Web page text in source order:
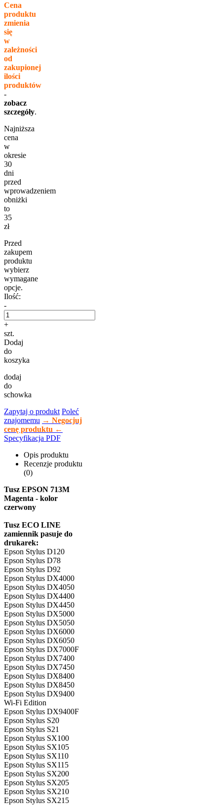
Cena
produktu
zmienia
się
w
zależności
od
zakupionej
ilości
produktów
-
zobacz
szczegóły.
Najniższa
cena
w
okresie
30
dni
przed
wprowadzeniem
obniżki
to
35
zł
Przed
zakupem
produktu
wybierz
wymagane
opcje.
Ilość:
-
+
szt.
Dodaj
do
koszyka
dodaj
do
schowka
Zapytaj o produkt Poleć
znajomemu → Negocjuj
cenę produktu ←
Specyfikacja PDF
Opis produktu
Recenzje produktu
(0)
Tusz EPSON 713M
Magenta - kolor
czerwony
Tusz ECO LINE
zamiennik pasuje do
drukarek:
Epson Stylus D120
Epson Stylus D78
Epson Stylus D92
Epson Stylus DX4000
Epson Stylus DX4050
Epson Stylus DX4400
Epson Stylus DX4450
Epson Stylus DX5000
Epson Stylus DX5050
Epson Stylus DX6000
Epson Stylus DX6050
Epson Stylus DX7000F
Epson Stylus DX7400
Epson Stylus DX7450
Epson Stylus DX8400
Epson Stylus DX8450
Epson Stylus DX9400
Wi-Fi Edition
Epson Stylus DX9400F
Epson Stylus S20
Epson Stylus S21
Epson Stylus SX100
Epson Stylus SX105
Epson Stylus SX110
Epson Stylus SX115
Epson Stylus SX200
Epson Stylus SX205
Epson Stylus SX210
Epson Stylus SX215